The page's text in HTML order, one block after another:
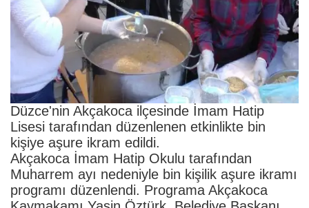
Düzce'nin Akçakoca ilçesinde İmam Hatip
Lisesi tarafından düzenlenen etkinlikte bin
kişiye aşure ikram edildi.
Akçakoca İmam Hatip Okulu tarafından
Muharrem ayı nedeniyle bin kişilik aşure ikramı
programı düzenlendi. Programa Akçakoca